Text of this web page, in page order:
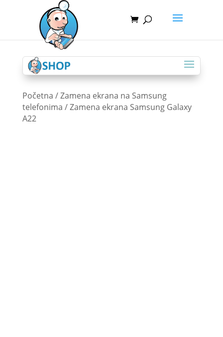
Početna /Zamena ekrana na Samsung
telefonima / Zamena ekrana Samsung Galaxy
A22